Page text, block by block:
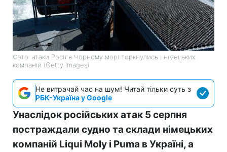
Фото: атаки Росії в Чорному морі торкнулись і німецьких
компаній (Getty Images)
Не витрачай час на шум! Читай тільки суть з
РБК-Україна у Google
Унаслідок російських атак 5 серпня
постраждали судно та склади німецьких
компаній Liqui Moly і Puma в Україні, а